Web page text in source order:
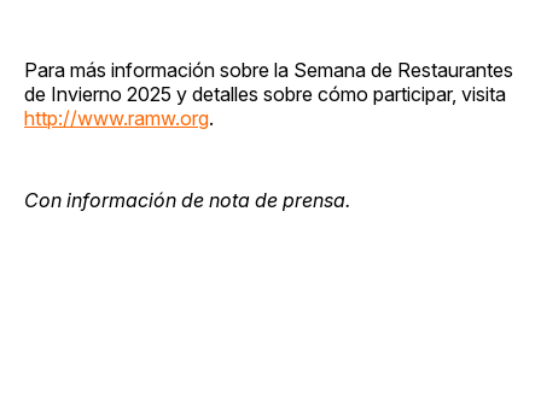
Para más información sobre la Semana de Restaurantes
de Invierno 2025 y detalles sobre cómo participar, visita
http://www.ramw.org.
Con información de nota de prensa.